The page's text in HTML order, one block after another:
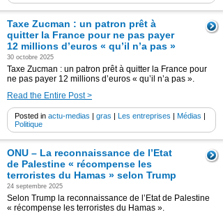
Taxe Zucman : un patron prêt à
quitter la France pour ne pas payer
12 millions d’euros « qu’il n’a pas »
30 octobre 2025
Taxe Zucman : un patron prêt à quitter la France pour
ne pas payer 12 millions d’euros « qu’il n’a pas ».
Read the Entire Post >
Posted in actu-medias | gras | Les entreprises | Médias |
Politique
ONU – La reconnaissance de l’Etat
de Palestine « récompense les
terroristes du Hamas » selon Trump
24 septembre 2025
Selon Trump la reconnaissance de l’Etat de Palestine
« récompense les terroristes du Hamas ».